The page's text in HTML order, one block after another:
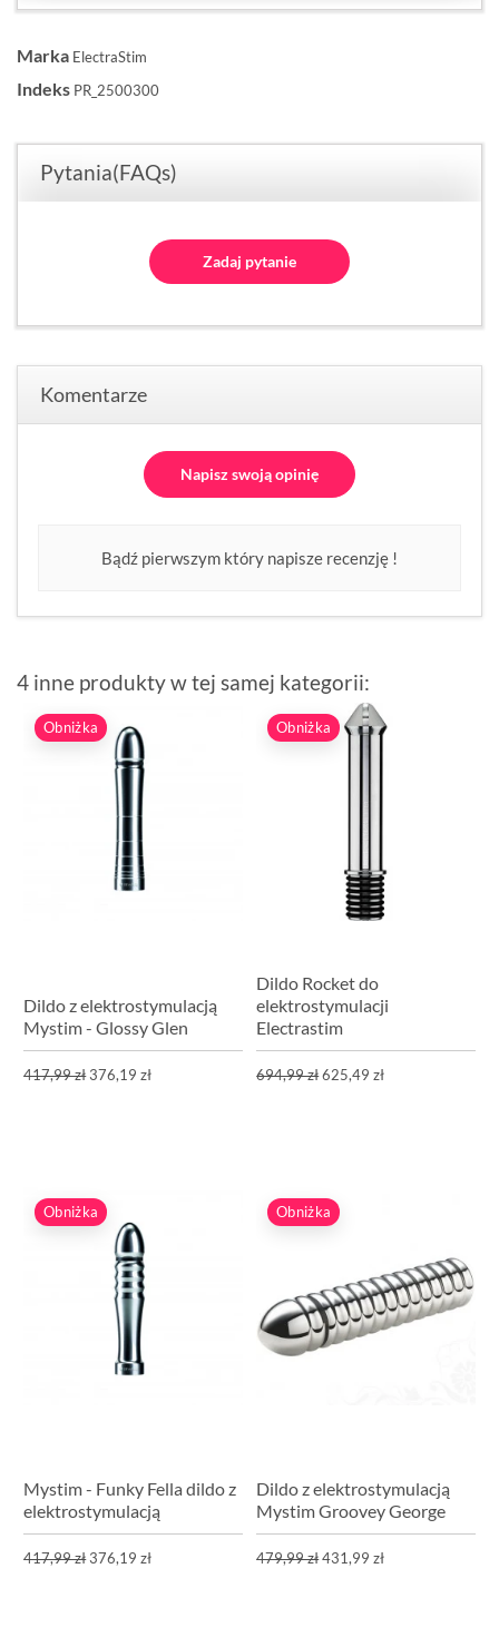
Marka ElectraStim
Indeks PR_2500300
Pytania(FAQs)
Zadaj pytanie
Komentarze
Napisz swoją opinię
Bądź pierwszym który napisze recenzję !
4 inne produkty w tej samej kategorii:
Obniżka
Dildo z elektrostymulacją
Mystim - Glossy Glen
417,99 zł376,19 zł
Obniżka
Dildo Rocket do
elektrostymulacji
Electrastim
694,99 zł625,49 zł
Obniżka
Mystim - Funky Fella dildo z
elektrostymulacją
417,99 zł376,19 zł
Obniżka
Dildo z elektrostymulacją
Mystim Groovey George
479,99 zł431,99 zł